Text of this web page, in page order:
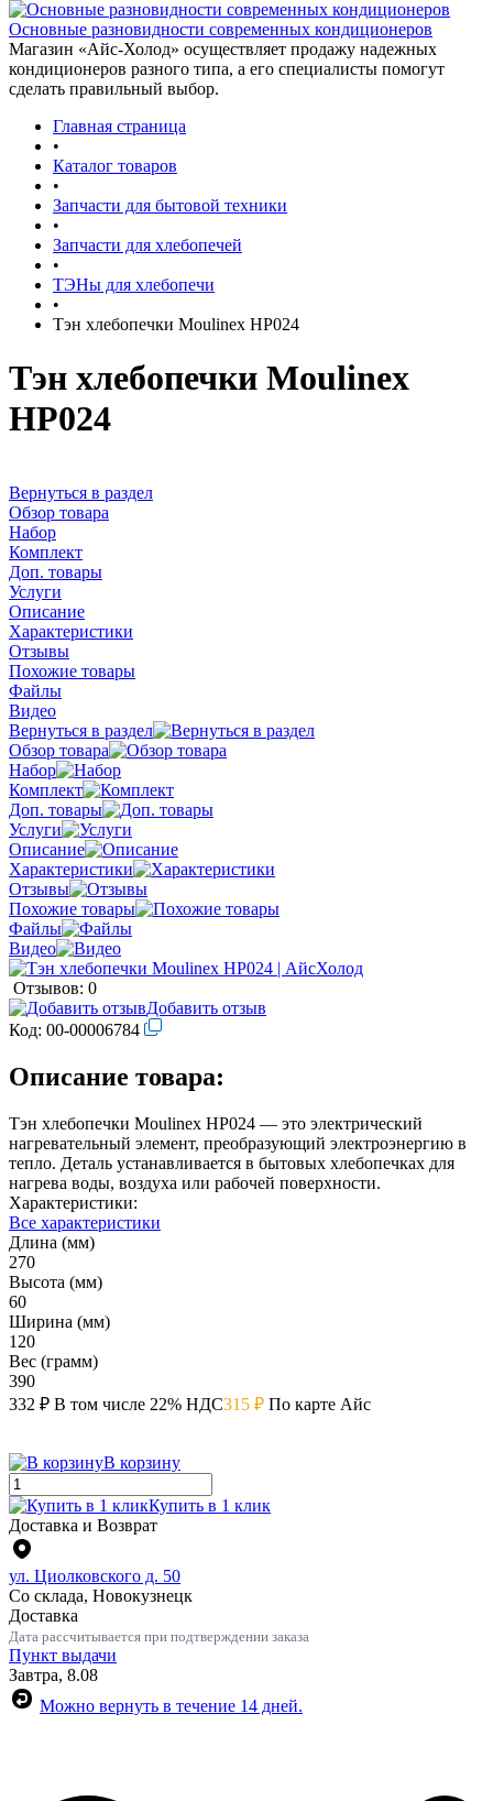
Основные разновидности современных кондиционеров
Магазин «Айс-Холод» осуществляет продажу надежных
кондиционеров разного типа, а его специалисты помогут
сделать правильный выбор.
Главная страница
•
Каталог товаров
•
Запчасти для бытовой техники
•
Запчасти для хлебопечей
•
ТЭНы для хлебопечи
•
Тэн хлебопечки Moulinex HP024
Тэн хлебопечки Moulinex
HP024
Вернуться в раздел
Обзор товара
Набор
Комплект
Доп. товары
Услуги
Описание
Характеристики
Отзывы
Похожие товары
Файлы
Видео
Вернуться в раздел
Обзор товара
Набор
Комплект
Доп. товары
Услуги
Описание
Характеристики
Отзывы
Похожие товары
Файлы
Видео
Отзывов: 0
Добавить отзыв
Код: 00-00006784
Описание товара:
Тэн хлебопечки Moulinex HP024 — это электрический
нагревательный элемент, преобразующий электроэнергию в
тепло. Деталь устанавливается в бытовых хлебопечках для
нагрева воды, воздуха или рабочей поверхности.
Характеристики:
Все характеристики
Длина (мм)
270
Высота (мм)
60
Ширина (мм)
120
Вес (грамм)
390
332 ₽ В том числе 22% НДС315 ₽ По карте Айс
В корзину
Купить в 1 клик
Доставка и Возврат
ул. Циолковского д. 50
Со склада, Новокузнецк
Доставка
Дата рассчитывается при подтверждении заказа
Пункт выдачи
Завтра, 8.08
Можно вернуть в течение 14 дней.